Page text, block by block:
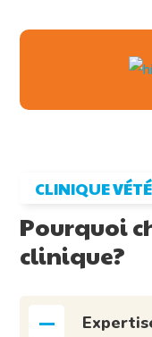
CLINIQUE
Pourquoi
clinique?